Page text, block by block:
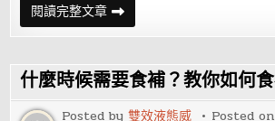
閱讀完整文章五
谷
雜
有
哪
些
什麼時候需要食補？教你如何
Posted by雙效液態威 Posted